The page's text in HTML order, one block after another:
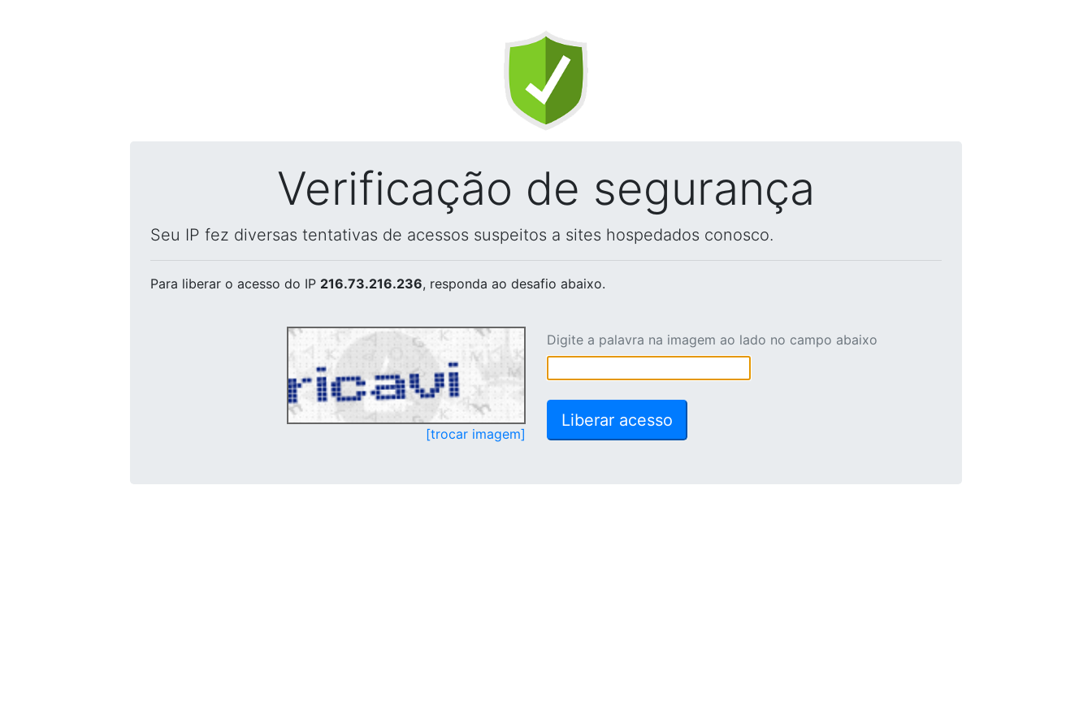
Verificação de segurança
Seu IP fez diversas tentativas de acessos suspeitos a sites hospedados conosco.
Para liberar o acesso do IP 216.73.216.236, responda ao desafio abaixo.
[trocar imagem]
Digite a palavra na imagem ao lado no campo abaixo